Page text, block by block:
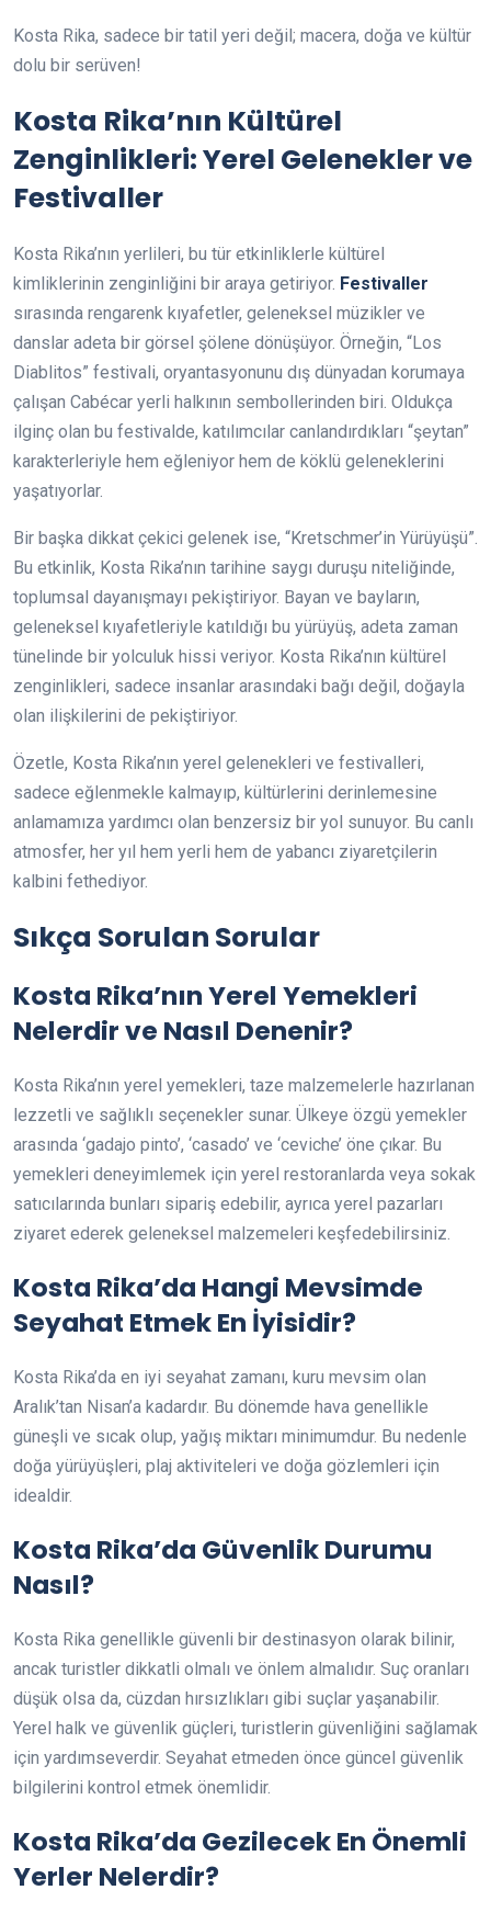
Kosta Rika, sadece bir tatil yeri değil; macera, doğa ve kültür
dolu bir serüven!
Kosta Rika’nın Kültürel
Zenginlikleri: Yerel Gelenekler ve
Festivaller
Kosta Rika’nın yerlileri, bu tür etkinliklerle kültürel
kimliklerinin zenginliğini bir araya getiriyor. Festivaller
sırasında rengarenk kıyafetler, geleneksel müzikler ve
danslar adeta bir görsel şölene dönüşüyor. Örneğin, “Los
Diablitos” festivali, oryantasyonunu dış dünyadan korumaya
çalışan Cabécar yerli halkının sembollerinden biri. Oldukça
ilginç olan bu festivalde, katılımcılar canlandırdıkları “şeytan”
karakterleriyle hem eğleniyor hem de köklü geleneklerini
yaşatıyorlar.
Bir başka dikkat çekici gelenek ise, “Kretschmer’in Yürüyüşü”.
Bu etkinlik, Kosta Rika’nın tarihine saygı duruşu niteliğinde,
toplumsal dayanışmayı pekiştiriyor. Bayan ve bayların,
geleneksel kıyafetleriyle katıldığı bu yürüyüş, adeta zaman
tünelinde bir yolculuk hissi veriyor. Kosta Rika’nın kültürel
zenginlikleri, sadece insanlar arasındaki bağı değil, doğayla
olan ilişkilerini de pekiştiriyor.
Özetle, Kosta Rika’nın yerel gelenekleri ve festivalleri,
sadece eğlenmekle kalmayıp, kültürlerini derinlemesine
anlamamıza yardımcı olan benzersiz bir yol sunuyor. Bu canlı
atmosfer, her yıl hem yerli hem de yabancı ziyaretçilerin
kalbini fethediyor.
Sıkça Sorulan Sorular
Kosta Rika’nın Yerel Yemekleri
Nelerdir ve Nasıl Denenir?
Kosta Rika’nın yerel yemekleri, taze malzemelerle hazırlanan
lezzetli ve sağlıklı seçenekler sunar. Ülkeye özgü yemekler
arasında ‘gadajo pinto’, ‘casado’ ve ‘ceviche’ öne çıkar. Bu
yemekleri deneyimlemek için yerel restoranlarda veya sokak
satıcılarında bunları sipariş edebilir, ayrıca yerel pazarları
ziyaret ederek geleneksel malzemeleri keşfedebilirsiniz.
Kosta Rika’da Hangi Mevsimde
Seyahat Etmek En İyisidir?
Kosta Rika’da en iyi seyahat zamanı, kuru mevsim olan
Aralık’tan Nisan’a kadardır. Bu dönemde hava genellikle
güneşli ve sıcak olup, yağış miktarı minimumdur. Bu nedenle
doğa yürüyüşleri, plaj aktiviteleri ve doğa gözlemleri için
idealdir.
Kosta Rika’da Güvenlik Durumu
Nasıl?
Kosta Rika genellikle güvenli bir destinasyon olarak bilinir,
ancak turistler dikkatli olmalı ve önlem almalıdır. Suç oranları
düşük olsa da, cüzdan hırsızlıkları gibi suçlar yaşanabilir.
Yerel halk ve güvenlik güçleri, turistlerin güvenliğini sağlamak
için yardımseverdir. Seyahat etmeden önce güncel güvenlik
bilgilerini kontrol etmek önemlidir.
Kosta Rika’da Gezilecek En Önemli
Yerler Nelerdir?